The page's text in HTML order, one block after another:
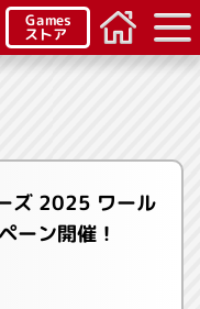
Games
ストア
ズ 2025 ワール
ーン開催！